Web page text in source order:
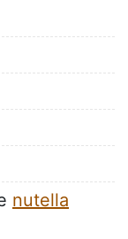
nutella